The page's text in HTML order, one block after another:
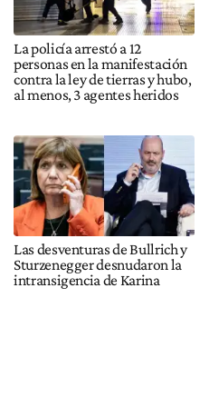
La policía arrestó a 12
personas en la manifestación
contra la ley de tierras y hubo,
al menos, 3 agentes heridos
Las desventuras de Bullrich y
Sturzenegger desnudaron la
intransigencia de Karina